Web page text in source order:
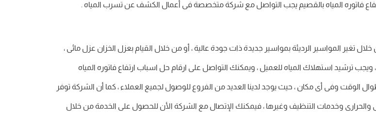
فاتوره المياه بالقصيم يجب التواصل مع شركة متخصصة فى أعمال الكشف عن تسرب المياه .
المواسير الرديئة بمواسير جديدة ذات جودة عالية ، أو من خلال القيام بعزل الخزان عزل مائى ،
ترشيد استهلاك المياه للعميل ، ويمكنك التواصل على ارقام حل اسباب ارتفاع فاتوره المياه
الوقت وفى أى مكان ، حيث يوجد لدينا العديد من الفروع للوصول لجميع العملاء ، كما أن الشركة توفر
والحرارى وخدمات التنظيف وغيرها ، فيمكنك الإتصال مع الشركة الأن للحصول على الخدمة من خلال